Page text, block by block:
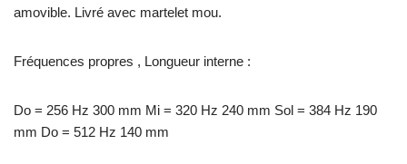
amovible. Livré avec martelet mou.
Fréquences propres , Longueur interne :
Do = 256 Hz 300 mm Mi = 320 Hz 240 mm Sol = 384 Hz 190
mm Do = 512 Hz 140 mm